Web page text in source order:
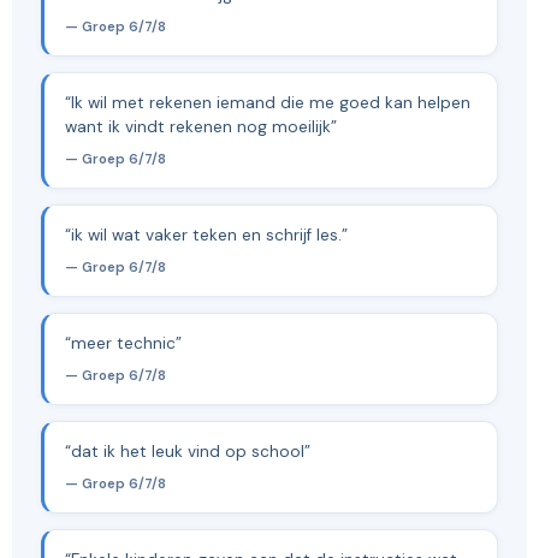
— Groep 6/7/8
“Ik wil met rekenen iemand die me goed kan helpen
want ik vindt rekenen nog moeilijk”
— Groep 6/7/8
“ik wil wat vaker teken en schrijf les.”
— Groep 6/7/8
“meer technic”
— Groep 6/7/8
“dat ik het leuk vind op school”
— Groep 6/7/8